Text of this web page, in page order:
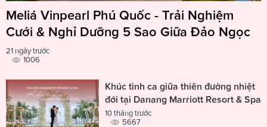
Meliá Vinpearl Phú Quốc - Trải Nghiệm
Cưới & Nghỉ Dưỡng 5 Sao Giữa Đảo Ngọc
21 ngày trước
1006
Khúc tình ca giữa thiên đường nhiệt
đới tại Danang Marriott Resort & Spa
10 tháng trước
5667